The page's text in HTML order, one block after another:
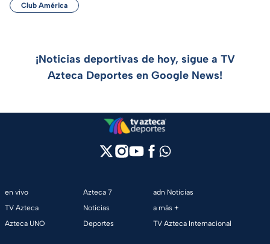
Club América
¡Noticias deportivas de hoy, sigue a TV
Azteca Deportes en Google News!
en vivo
TV Azteca
Azteca UNO
Azteca 7
Noticias
Deportes
adn Noticias
a más +
TV Azteca Internacional